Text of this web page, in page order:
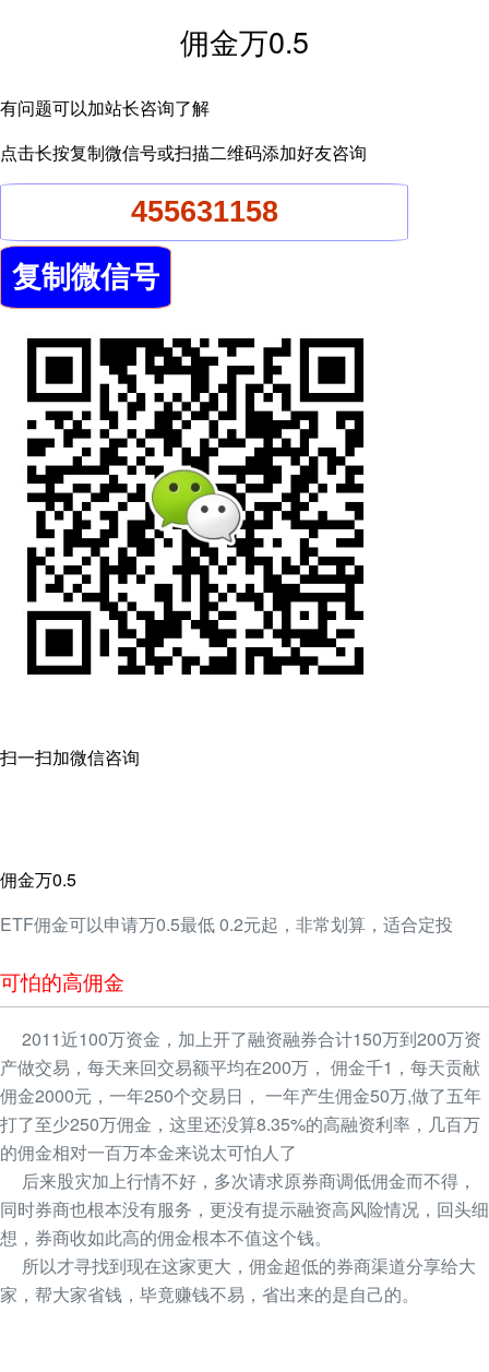
佣金万0.5
有问题可以加站长咨询了解
点击长按复制微信号或扫描二维码添加好友咨询
扫一扫加微信咨询
佣金万0.5
ETF佣金可以申请万0.5最低 0.2元起，非常划算，适合定投
可怕的高佣金
2011近100万资金，加上开了融资融券合计150万到200万资
产做交易，每天来回交易额平均在200万， 佣金千1，每天贡献
佣金2000元，一年250个交易日， 一年产生佣金50万,做了五年
打了至少250万佣金，这里还没算8.35%的高融资利率，几百万
的佣金相对一百万本金来说太可怕人了
后来股灾加上行情不好，多次请求原券商调低佣金而不得，
同时券商也根本没有服务，更没有提示融资高风险情况，回头细
想，券商收如此高的佣金根本不值这个钱。
所以才寻找到现在这家更大，佣金超低的券商渠道分享给大
家，帮大家省钱，毕竟赚钱不易，省出来的是自己的。